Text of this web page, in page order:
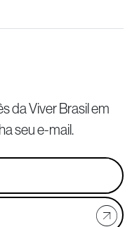
da Viver Brasil em
seu e-mail.